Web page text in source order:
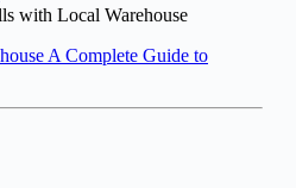
with Local Warehouse
A Complete Guide to